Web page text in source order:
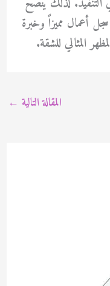
أعمال مميزاً وخبرة
المثالي للشقة.
المقالة التالية ←